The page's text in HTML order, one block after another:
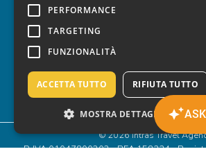
© 2026 Intras Travel
P. IVA 01047800303 - REA 158224 -
PERFORMANCE
TARGETING
FUNZIONALITÀ
ACCETTA TUTTO RIFIUTA TUTTO
MOSTRA DETTAGLI